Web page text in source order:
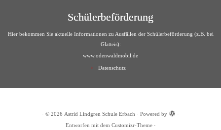
Schülerbeförderung
Hier bekommen Sie aktuelle Informationen zu Ausfällen der Schülerbeförderung (z.B. bei
Glatteis):
www.odenwaldmobil.de
Datenschutz
· © 2026 Astrid Lindgren Schule Erbach · Powered by
·
Entworfen mit dem Customizr-Theme·